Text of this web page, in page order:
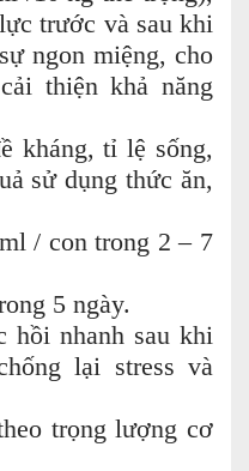
trước và sau khi
ngon miệng, cho
thiện khả năng
kháng, tỉ lệ sống,
sử dụng thức ăn,
/ con trong 2 – 7
5 ngày.
hồi nhanh sau khi
lại stress và
trọng lượng cơ